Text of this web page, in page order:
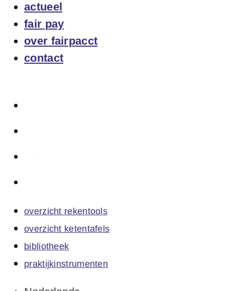
actueel
fair pay
over fairpacct
contact
overzicht rekentools
overzicht ketentafels
bibliotheek
praktijkinstrumenten